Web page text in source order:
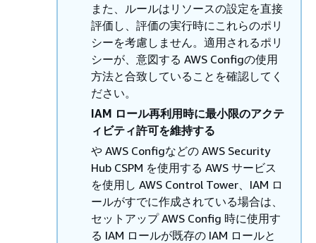
また、ルールはリソースの設定を直接
評価し、評価の実行時にこれらのポリ
シーを考慮しません。適用されるポリ
シーが、意図する AWS Configの使用
方法と合致していることを確認してく
ださい。
IAM ロール再利用時に最小限のアクテ
ィビティ許可を維持する
や AWS Configなどの AWS Security
Hub CSPM を使用する AWS サービス
を使用し AWS Control Tower、IAM ロ
ールがすでに作成されている場合は、
セットアップ AWS Config 時に使用す
る IAM ロールが既存の IAM ロールと